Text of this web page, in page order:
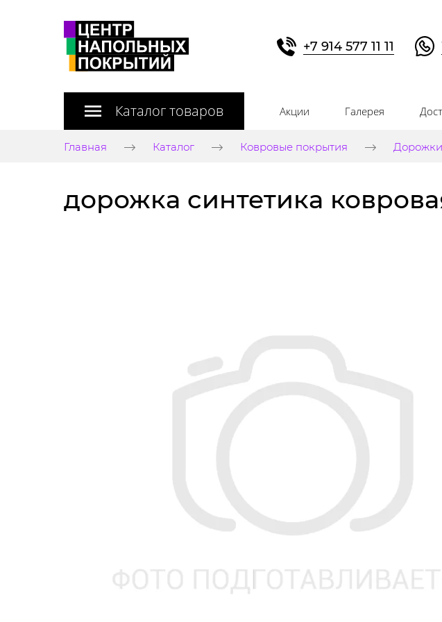
+7 914 577 11 11
Каталог товаров Акции Галерея
Главная Каталог Ковровые покрытия Дорожки
дорожка синтетика